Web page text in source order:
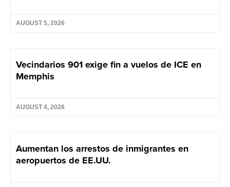
AUGUST 5, 2026
Vecindarios 901 exige fin a vuelos de ICE en
Memphis
AUGUST 4, 2026
Aumentan los arrestos de inmigrantes en
aeropuertos de EE.UU.